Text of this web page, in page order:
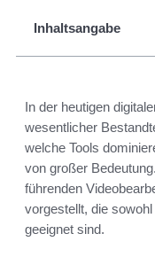
Inhaltsangabe
In der heutigen
wesentlicher
welche Tools
von großer
führenden
vorgestellt, die
geeignet sind.